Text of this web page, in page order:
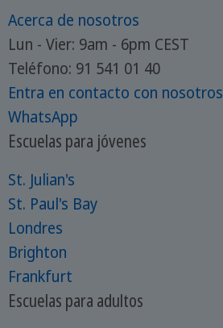
Acerca de nosotros
Lun - Vier: 9am - 6pm CEST
Teléfono: 91 541 01 40
Entra en contacto con nosotros
WhatsApp
Escuelas para jóvenes
St. Julian's
St. Paul's Bay
Londres
Brighton
Frankfurt
Escuelas para adultos